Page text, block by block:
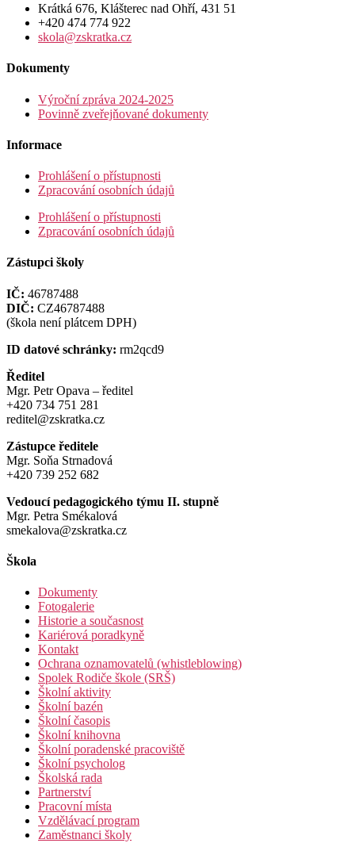
Krátká 676, Klášterec nad Ohří, 431 51
+420 474 774 922
skola@zskratka.cz
Dokumenty
Výroční zpráva 2024-2025
Povinně zveřejňované dokumenty
Informace
Prohlášení o přístupnosti
Zpracování osobních údajů
Prohlášení o přístupnosti
Zpracování osobních údajů
Zástupci školy
IČ: 46787488
DIČ: CZ46787488
(škola není plátcem DPH)
ID datové schránky: rm2qcd9
Ředitel
Mgr. Petr Opava – ředitel
+420 734 751 281
reditel@zskratka.cz
Zástupce ředitele
Mgr. Soňa Strnadová
+420 739 252 682
Vedoucí pedagogického týmu II. stupně
Mgr. Petra Smékalová
smekalova@zskratka.cz
Škola
Dokumenty
Fotogalerie
Historie a současnost
Kariérová poradkyně
Kontakt
Ochrana oznamovatelů (whistleblowing)
Spolek Rodiče škole (SRŠ)
Školní aktivity
Školní bazén
Školní časopis
Školní knihovna
Školní poradenské pracoviště
Školní psycholog
Školská rada
Partnerství
Pracovní místa
Vzdělávací program
Zaměstnanci školy